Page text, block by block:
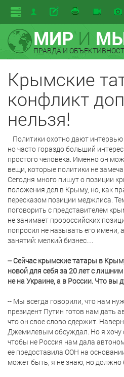
МИРИ
ПРАВДА И
Крымские
конфликт
нельзя!
Политики охотно дают
но часто гораздо больший
простого человека. Именно он
вещи, которые политики не
Сегодня много пишут о позиции
положения дел в Крыму, но, как
пересказом позиции меджлиса.
поговорить с представителем
не занимает пророссийских
попросил не называть его имени,
занятий: мелкий бизнес…
-- Сейчас крымские татары в
новой для себя за 20 лет с
не на Украине, а в России. Что вы
-- Мы всегда говорили, что нам
президент Путин готов нам дать
что он свое слово сдержит.
Джемилевым обсуждал. Но я хочу
чтобы не Россия нам дала
ее предоставила ООН на
может быть, я не знаю, но должно